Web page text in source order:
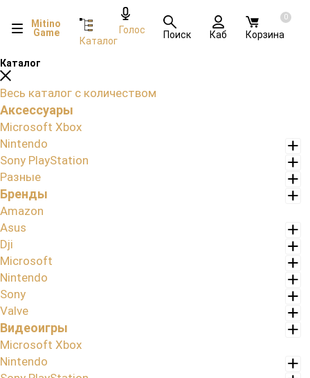
Mitino
Game
Каталог
Голос Поиск Каб
0
Корзина
Каталог
Весь каталог с количеством
Аксессуары
Microsoft Xbox
Nintendo
Sony PlayStation
Разные
Бренды
Amazon
Asus
Dji
Microsoft
Nintendo
Sony
Valve
Видеоигры
Microsoft Xbox
Nintendo